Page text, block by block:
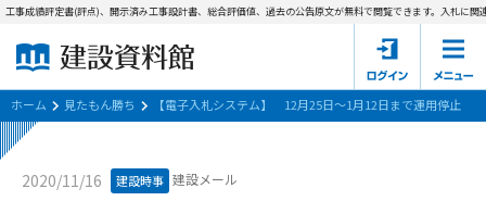
建設資料館とは
成績評定書(評点)、開示済み工事設計書、総合評価値、過去の公告原文が無料で閲覧できます。入札に関連
ホーム 見たもん勝ち 【電子入札システム】 12月25日～1月12日まで運用停止
2020/11/16 建設時事 建設メール